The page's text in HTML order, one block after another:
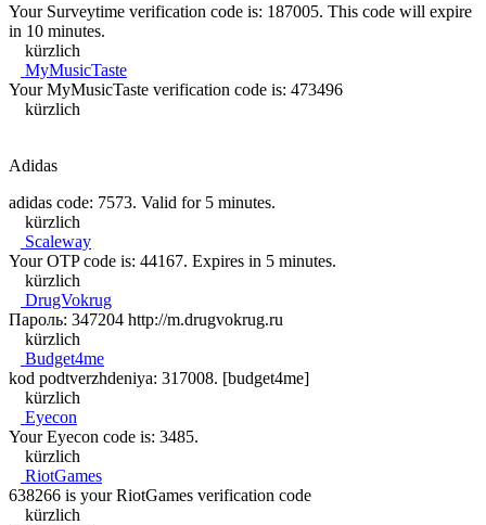
Your Surveytime verification code is: 187005. This code will expire
in 10 minutes.
kürzlich
MyMusicTaste
Your MyMusicTaste verification code is: 473496
kürzlich
Adidas
adidas code: 7573. Valid for 5 minutes.
kürzlich
Scaleway
Your OTP code is: 44167. Expires in 5 minutes.
kürzlich
DrugVokrug
Пароль: 347204 http://m.drugvokrug.ru
kürzlich
Budget4me
kod podtverzhdeniya: 317008. [budget4me]
kürzlich
Eyecon
Your Eyecon code is: 3485.
kürzlich
RiotGames
638266 is your RiotGames verification code
kürzlich